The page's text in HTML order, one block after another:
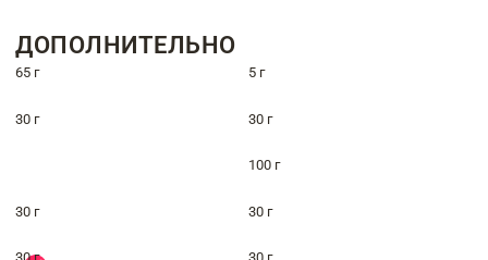
ДОПОЛНИТЕЛЬНО
65 г 5 г
30 г 30 г
100 г
30 г 30 г